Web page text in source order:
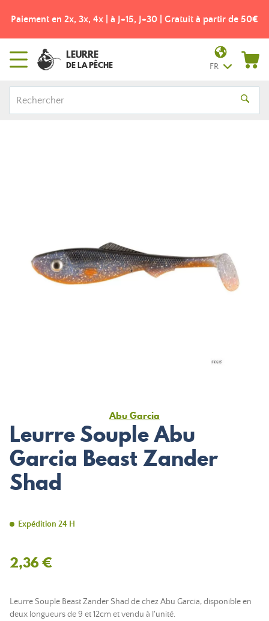
Paiement en 2x, 3x, 4x | à J+15, J+30 | Gratuit à partir de 50€
LEURRE
DE LA PÊCHE FR
Abu Garcia
Leurre Souple Abu
Garcia Beast Zander
Shad
Expédition 24 H
2,36 €
Leurre Souple Beast Zander Shad de chez Abu Garcia, disponible en
deux longueurs de 9 et 12cm et vendu à l'unité.